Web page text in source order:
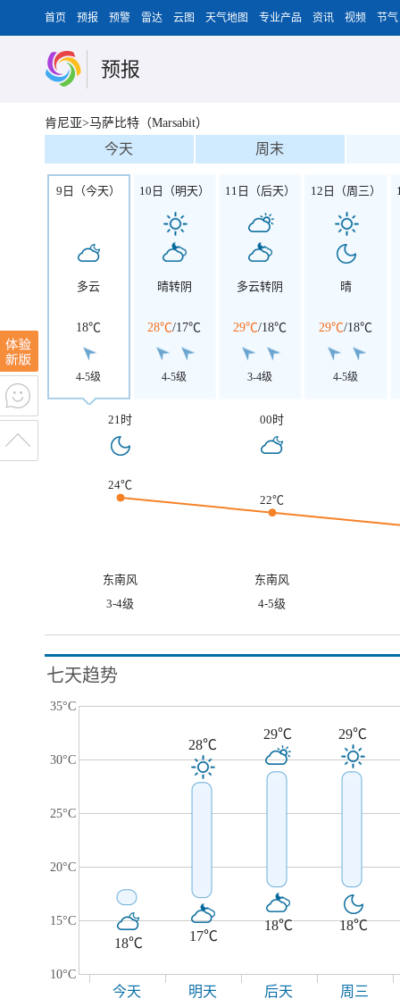
首页 预报 预警 雷达 云图 天气地图 专业产品 资讯 视频 节气
预报
肯尼亚>马萨比特（Marsabit）
今天 周末
9日（今天）
多云
18℃
4-5级
10日（明天）
晴转阴
28℃/17℃
4-5级
11日（后天）
多云转阴
29℃/18℃
3-4级
12日（周三）
晴
29℃/18℃
4-5级
21时 00时
24℃
22℃
东南风
东南风
3-4级
4-5级
七天趋势
35°C
30°C
25°C
20°C
15°C
10°C
18℃
28℃
17℃
29℃
18℃
29℃
18℃
今天 明天 后天 周三